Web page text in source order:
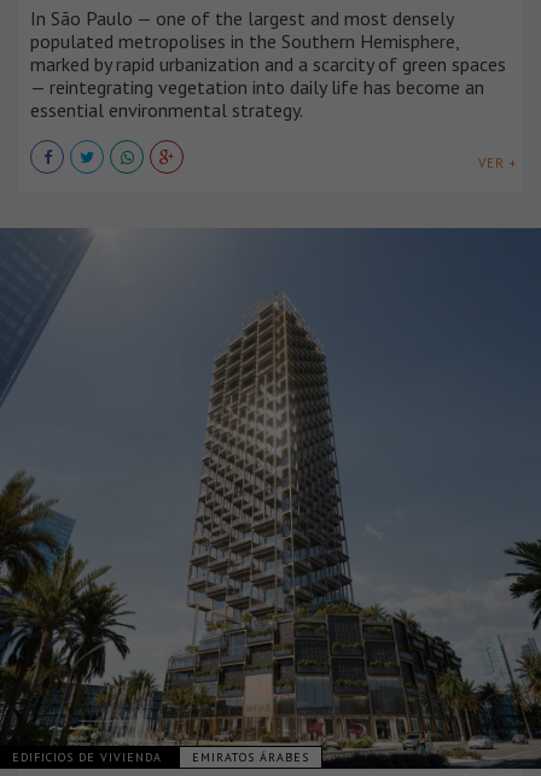
In São Paulo — one of the largest and most densely
populated metropolises in the Southern Hemisphere,
marked by rapid urbanization and a scarcity of green spaces
— reintegrating vegetation into daily life has become an
essential environmental strategy.
VER +
EDIFICIOS DE VIVIENDA EMIRATOS ÁRABES